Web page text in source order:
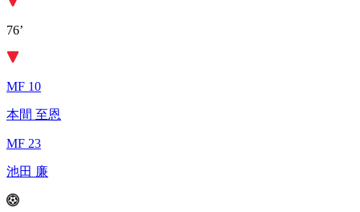
76’
MF 10
本間 至恩
MF 23
池田 廉